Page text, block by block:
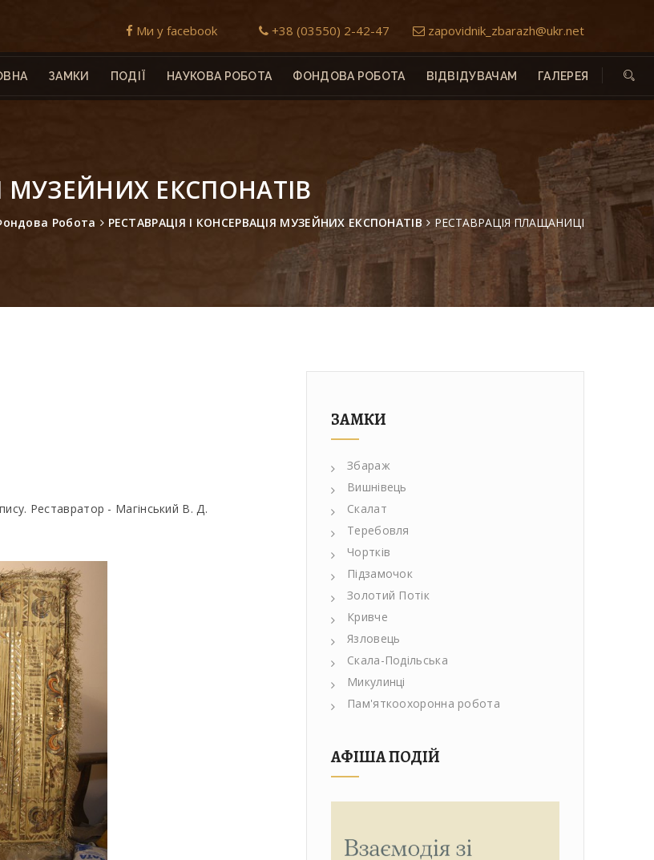
Ми у facebook +38 (03550) 2-42-47 zapovidnik_zbarazh@ukr.net
ЗАМКИ ПОДІЇ НАУКОВА РОБОТА ФОНДОВА РОБОТА ВІДВІДУВАЧАМ ГАЛЕРЕЯ
МУЗЕЙНИХ ЕКСПОНАТІВ
Робота РЕСТАВРАЦІЯ І КОНСЕРВАЦІЯ МУЗЕЙНИХ ЕКСПОНАТІВ РЕСТАВРАЦІЯ ПЛАЩАНИЦІ
Реставратор - Магінський В. Д.
ЗАМКИ
Збараж
Вишнівець
Скалат
Теребовля
Чортків
Підзамочок
Золотий Потік
Кривче
Язловець
Скала-Подільська
Микулинці
Пам'яткоохоронна робота
АФІША ПОДІЙ